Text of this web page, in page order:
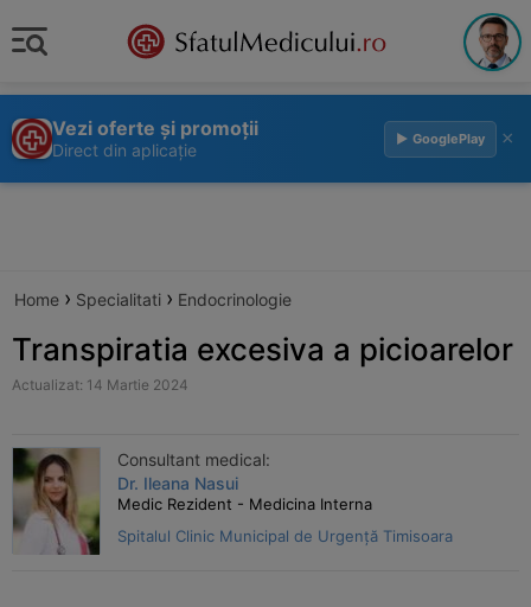
Vezi oferte și promoții
Direct din aplicație
▶ GooglePlay ×
Home › Specialitati › Endocrinologie
Transpiratia excesiva a picioarelor
Actualizat: 14 Martie 2024
Consultant medical:
Dr. Ileana Nasui
Medic Rezident - Medicina Interna
Spitalul Clinic Municipal de Urgență Timisoara